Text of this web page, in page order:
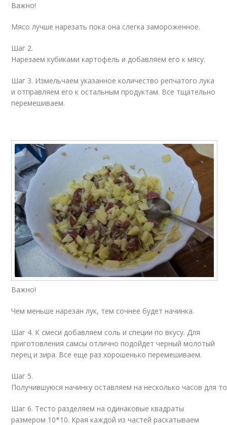
Важно!
Мясо лучше нарезать пока она слегка замороженное.
Шаг 2.
Нарезаем кубиками картофель и добавляем его к мясу.
Шаг 3. Измельчаем указанное количество репчатого лука
и отправляем его к остальным продуктам. Все тщательно
перемешиваем.
Важно!
Чем меньше нарезан лук, тем сочнее будет начинка.
Шаг 4. К смеси добавляем соль и специи по вкусу. Для
приготовления самсы отлично подойдет черный молотый
перец и зира. Все еще раз хорошенько перемешиваем.
Шаг 5.
Получившуюся начинку оставляем на несколько часов для
Шаг 6. Тесто разделяем на одинаковые квадраты
размером 10*10. Края каждой из частей раскатываем